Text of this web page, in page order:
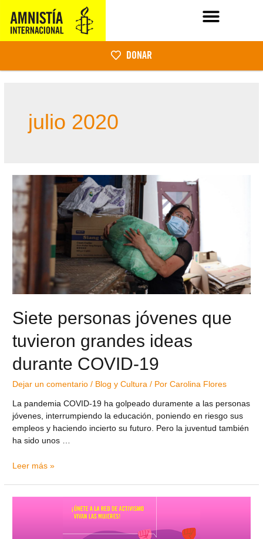
DONAR
julio 2020
Siete personas jóvenes que
tuvieron grandes ideas
durante COVID-19
Dejar un comentario / Blog y Cultura / PorCarolina Flores
La pandemia COVID-19 ha golpeado duramente a las personas
jóvenes, interrumpiendo la educación, poniendo en riesgo sus
empleos y haciendo incierto su futuro. Pero la juventud también
ha sido unos …
Leer más »